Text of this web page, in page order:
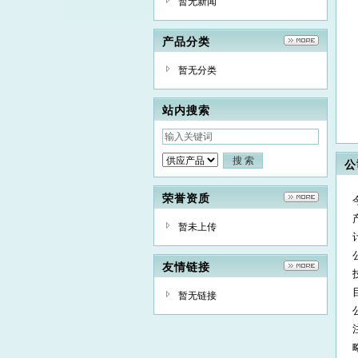
产品分类
暂无分类
站内搜索
荣誉资质
暂未上传
友情链接
暂无链接